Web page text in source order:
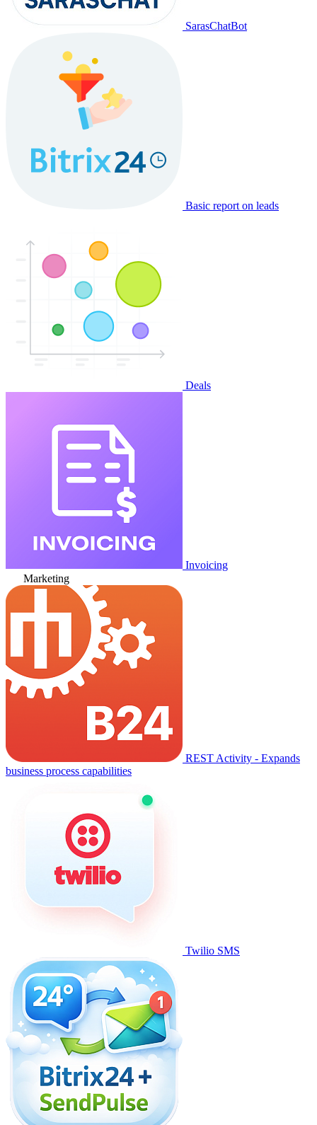
SarasChatBot
Basic report on leads
Deals
Invoicing
Marketing
REST Activity - Expands
business process capabilities
Twilio SMS